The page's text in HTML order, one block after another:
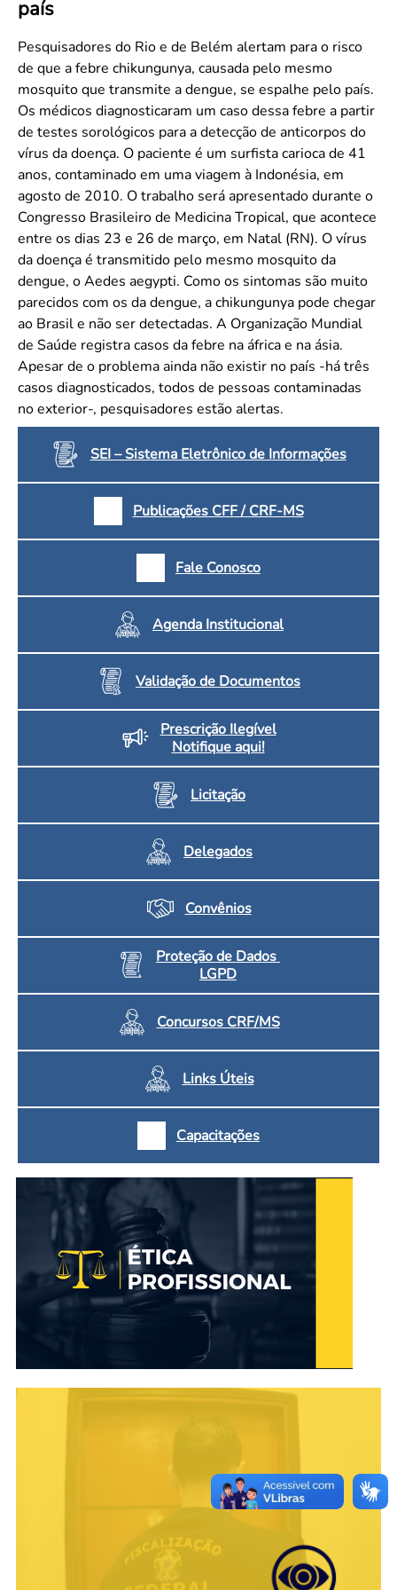
Convenção Coletiva 2025/2026 – Piso salarial Farmácias e Drogaria
Calendário Eleitoral
Candidatos
Votação
Dúvidas Frequentes
Eleições Anteriores
país
Pesquisadores do Rio e de Belém alertam para o risco
de que a febre chikungunya, causada pelo mesmo
mosquito que transmite a dengue, se espalhe pelo país.
Os médicos diagnosticaram um caso dessa febre a partir
de testes sorológicos para a detecção de anticorpos do
vírus da doença. O paciente é um surfista carioca de 41
anos, contaminado em uma viagem à Indonésia, em
agosto de 2010. O trabalho será apresentado durante o
Congresso Brasileiro de Medicina Tropical, que acontece
entre os dias 23 e 26 de março, em Natal (RN). O vírus
da doença é transmitido pelo mesmo mosquito da
dengue, o Aedes aegypti. Como os sintomas são muito
parecidos com os da dengue, a chikungunya pode chegar
ao Brasil e não ser detectadas. A Organização Mundial
de Saúde registra casos da febre na áfrica e na ásia.
Apesar de o problema ainda não existir no país -há três
casos diagnosticados, todos de pessoas contaminadas
no exterior-, pesquisadores estão alertas.
SEI – Sistema Eletrônico de Informações
Publicações CFF / CRF-MS
Fale Conosco
Agenda Institucional
Validação de Documentos
Prescrição Ilegível
Notifique aqui!
Licitação
Delegados
Convênios
Proteção de Dados
LGPD
Concursos CRF/MS
Links Úteis
Capacitações